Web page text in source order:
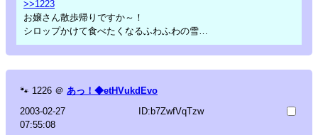
>>1223
お嬢さん散歩帰りですか～！
シロップかけて食べたくなるふわふわの雪…
🐾 1226 ＠ あっ！◆etHVukdEvo
2003-02-27
07:55:08
ID:b7ZwfVqTzw